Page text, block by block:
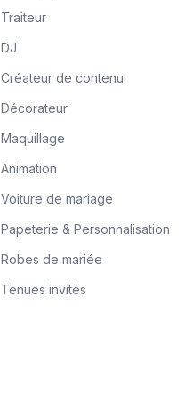
Traiteur
DJ
Créateur de contenu
Décorateur
Maquillage
Animation
Voiture de mariage
Papeterie & Personnalisation
Robes de mariée
Tenues invités